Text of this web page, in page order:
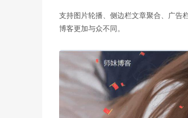
支持图片轮播、侧边栏文章聚合、广告
博客更加与众不同。